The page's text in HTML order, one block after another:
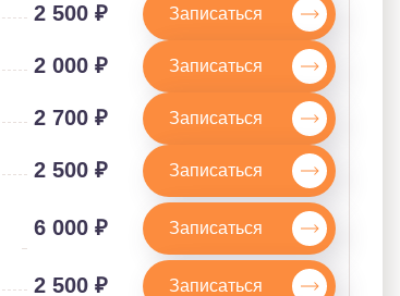
2 500 ₽ Записаться
2 000 ₽ Записаться
2 700 ₽ Записаться
2 500 ₽ Записаться
6 000 ₽ Записаться
2 500 ₽ Записаться